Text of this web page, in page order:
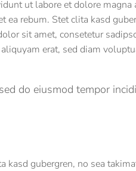
ut labore et dolore magna
rebum. Stet clita kasd
sit amet, consetetur
erat, sed diam
do eiusmod tempor
kasd gubergren, no sea